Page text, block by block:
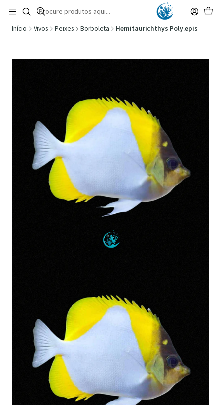
🚚 Portugal Continental: Portes Grátis desde 149,90€ (Envio extresso: 14,90€)
Ler mais
Início Vivos Peixes Borboleta Hemitaurichthys Polylepis